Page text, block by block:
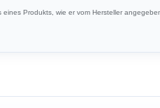
Produkts, wie er vom Hersteller